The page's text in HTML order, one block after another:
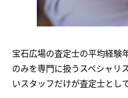
宝石広場の査定士の平均経験
のみを専門に扱うスペシャリ
いスタッフだけが査定士とし